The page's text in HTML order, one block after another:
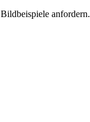
anfordern.